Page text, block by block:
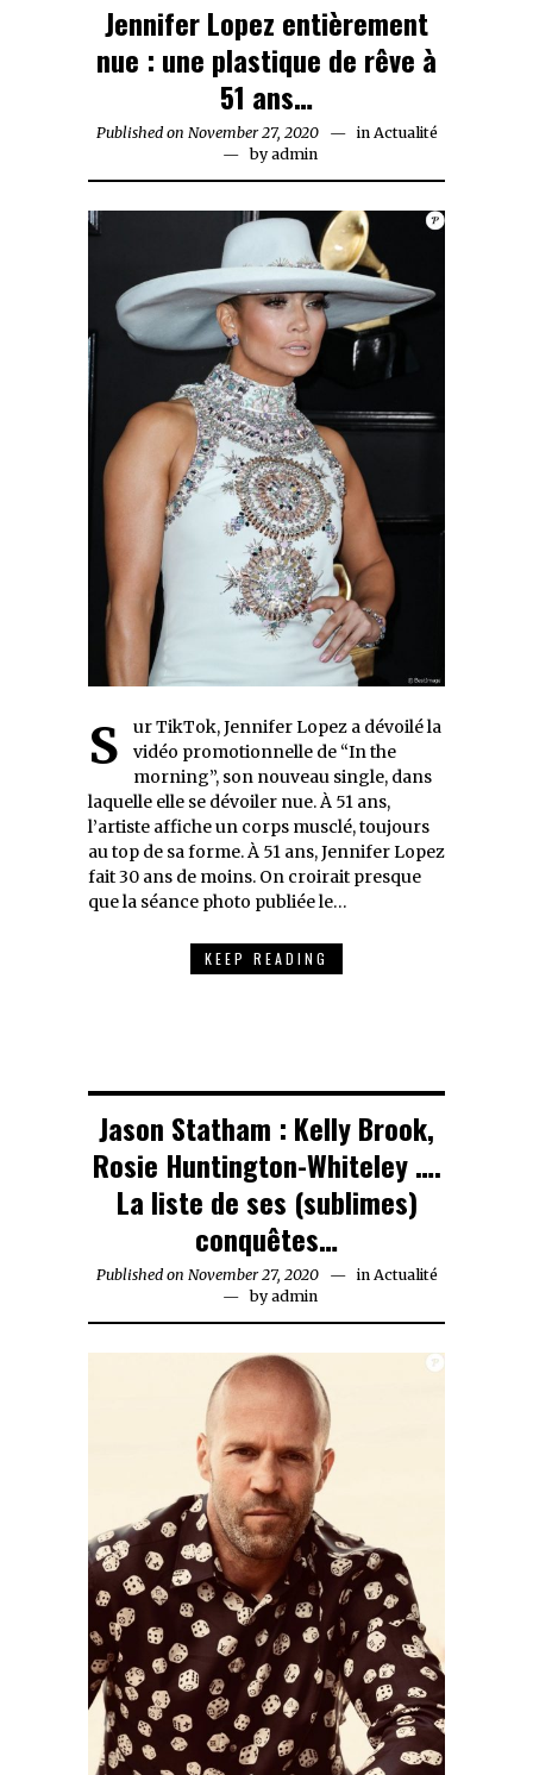
Jennifer Lopez entièrement
nue : une plastique de rêve à
51 ans…
Published on November 27, 2020November
2020
in Actualité
byadmin
Sur TikTok, Jennifer Lopez a dévoilé la
vidéo promotionnelle de “In the
morning”, son nouveau single, dans
laquelle elle se dévoiler nue. À 51 ans,
l’artiste affiche un corps musclé, toujours
au top de sa forme. À 51 ans, Jennifer Lopez
fait 30 ans de moins. On croirait presque
que la séance photo publiée le…
KEEP READING
Jason Statham : Kelly Brook,
Rosie Huntington-Whiteley ….
La liste de ses (sublimes)
conquêtes…
Published on November 27, 2020November
2020
in Actualité
byadmin